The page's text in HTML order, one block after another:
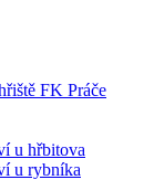
FK Práče
u hřbitova
u rybníka